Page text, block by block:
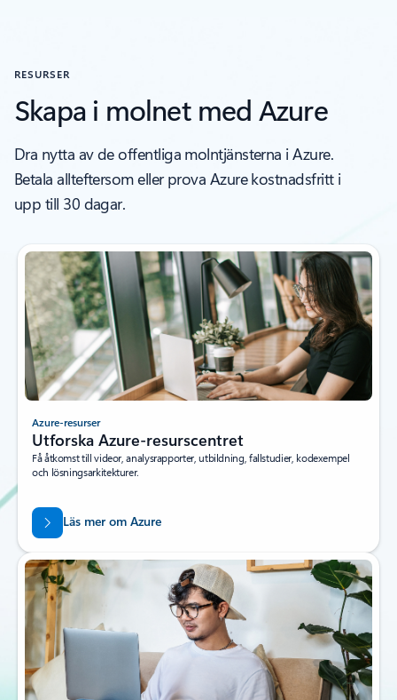
RESURSER
Skapa i molnet med Azure
Dra nytta av de offentliga molntjänsterna i Azure.
Betala allteftersom eller prova Azure kostnadsfritt i
upp till 30 dagar.
Azure-resurser
Utforska Azure-resurscentret
Få åtkomst till videor, analysrapporter, utbildning, fallstudier, kodexempel
och lösningsarkitekturer.
Läs mer om Azure